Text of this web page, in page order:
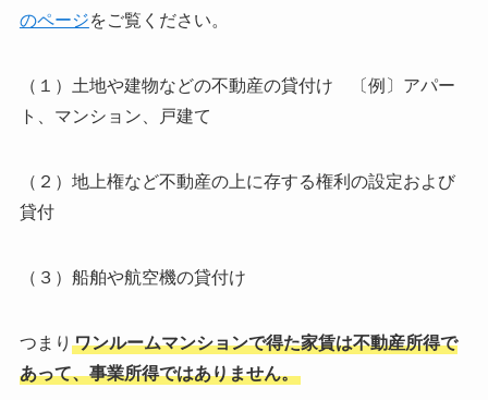
のページをご覧ください。
（１）土地や建物などの不動産の貸付け 〔例〕アパー
ト、マンション、戸建て
（２）地上権など不動産の上に存する権利の設定および
貸付
（３）船舶や航空機の貸付け
つまり ワンルームマンションで得た家賃は不動産所得で
あって、事業所得ではありません。